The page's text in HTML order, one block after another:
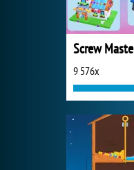
9 576x